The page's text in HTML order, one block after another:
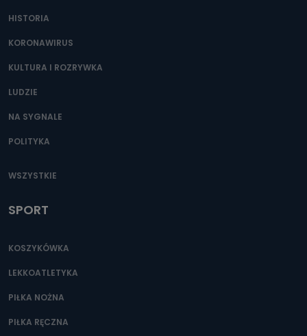
HISTORIA
KORONAWIRUS
KULTURA I ROZRYWKA
LUDZIE
NA SYGNALE
POLITYKA
WSZYSTKIE
SPORT
KOSZYKÓWKA
LEKKOATLETYKA
PIŁKA NOŻNA
PIŁKA RĘCZNA